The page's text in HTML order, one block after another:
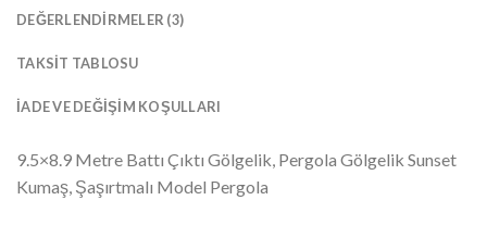
DEĞERLENDIRMELER (3)
TAKSIT TABLOSU
İADE VE DEĞIŞIM KOŞULLARI
9.5×8.9 Metre Battı Çıktı Gölgelik, Pergola Gölgelik Sunset
Kumaş, Şaşırtmalı Model Pergola